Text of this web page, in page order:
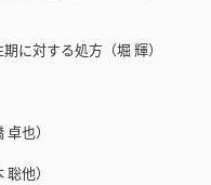
に対する処方（堀 輝）
也）
他）